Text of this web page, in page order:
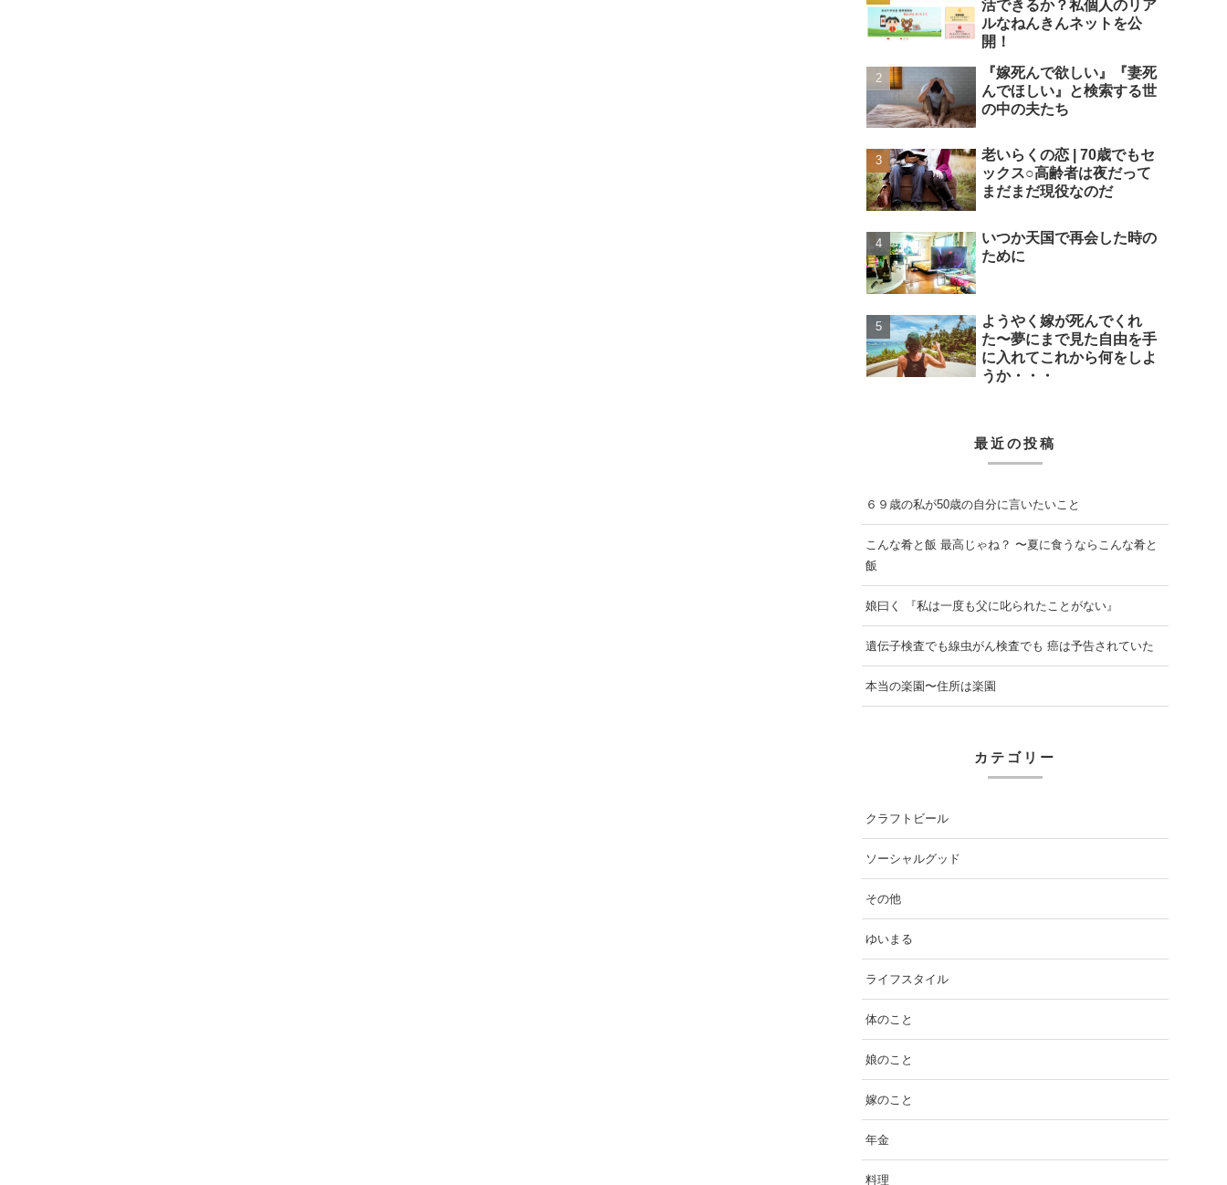
活できるか？私個人のリア
ルなねんきんネットを公
開！
『嫁死んで欲しい』『妻死
んでほしい』と検索する世
の中の夫たち
老いらくの恋 | 70歳でもセ
ックス○高齢者は夜だって
まだまだ現役なのだ
いつか天国で再会した時の
ために
ようやく嫁が死んでくれ
た〜夢にまで見た自由を手
に入れてこれから何をしよ
うか・・・
最近の投稿
６９歳の私が50歳の自分に言いたいこと
こんな肴と飯 最高じゃね？ 〜夏に食うならこんな肴と
飯
娘曰く 『私は一度も父に叱られたことがない』
遺伝子検査でも線虫がん検査でも 癌は予告されていた
本当の楽園〜住所は楽園
カテゴリー
クラフトビール
ソーシャルグッド
その他
ゆいまる
ライフスタイル
体のこと
娘のこと
嫁のこと
年金
料理